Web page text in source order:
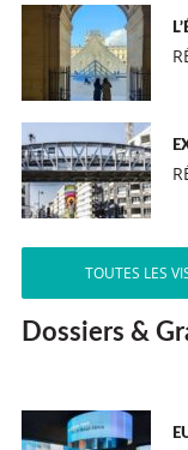
TOUTES LES
Dossiers &